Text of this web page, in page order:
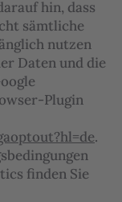
hin, dass
sämtliche
nutzen
Daten und die
Plugin
.
finden Sie